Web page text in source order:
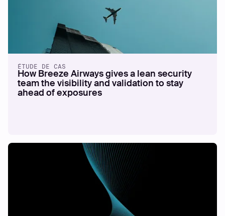
ÉTUDE DE CAS
How Breeze Airways gives a lean security
team the visibility and validation to stay
ahead of exposures